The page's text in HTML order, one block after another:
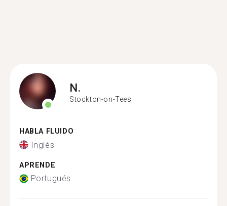
N.
Stockton-on-Tees
HABLA FLUIDO
Inglés
APRENDE
Portugués